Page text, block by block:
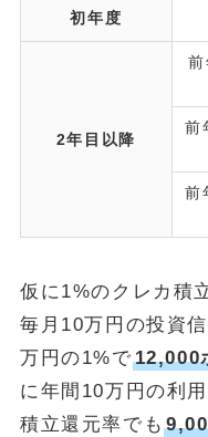
初年度
2年目以降
前
前
仮に1%のクレカ積
毎月10万円の投資
万円の1%で12,000
に年間10万円の利
積立還元率でも